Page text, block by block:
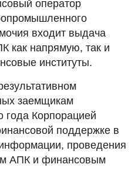
оператор
входит выдача
как напрямую, так и
институты.
заемщикам
года Корпорацией
поддержке в
проведения
АПК и финансовым